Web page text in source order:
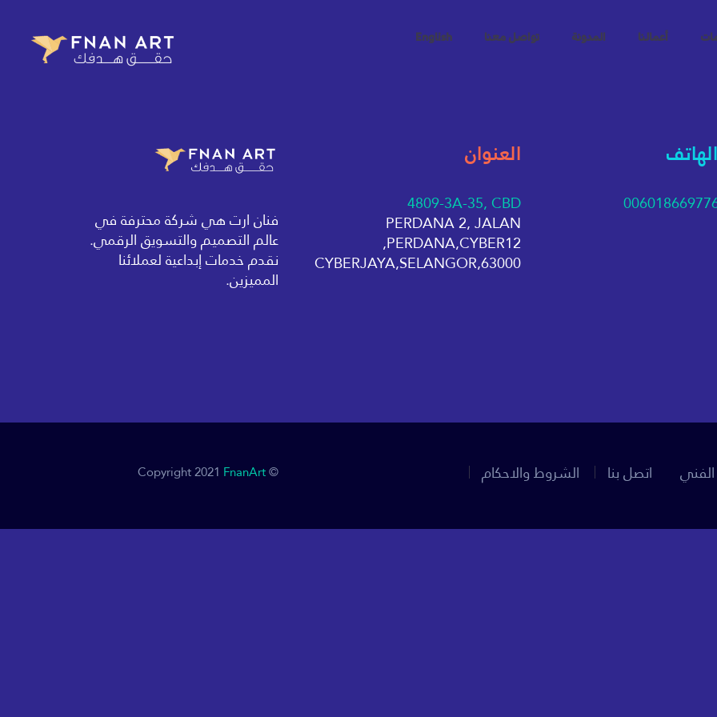
أعمالنا المدونة تواصل معنا English
فنان ارت هي شركة محترفة في
عالم التصميم والتسويق الرقمي.
نقدم خدمات إبداعية لعملائنا
المميزين.
العنوان
4809-3A-35, CBD
PERDANA 2, JALAN
PERDANA,CYBER12,
63000,CYBERJAYA,SELANGOR
© Copyright 2021
FnanArt اتصل بنا الشروط والاحكام